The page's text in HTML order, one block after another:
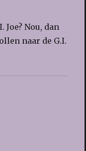
Joe? Nou, dan
naar de G.I.